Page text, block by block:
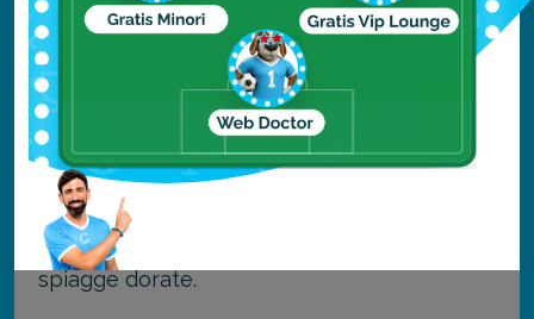
di Port Louis, colorata e vitale, come i suoi
abitanti.
A breve distanza dall’isola Mauritius, si trova
la piccola isola di Rodrigues. La temperatura
dell’isola è sempre molto alta, perfetta per
accompagnare lunghe giornate di relax sulle
spiagge dorate.